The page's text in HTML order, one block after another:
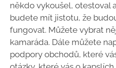
někdo vykoušel, otestoval
budete mít jistotu, že
fungovat. Můžete vybrat
kamaráda. Dále můžete
podpory obchodů, které